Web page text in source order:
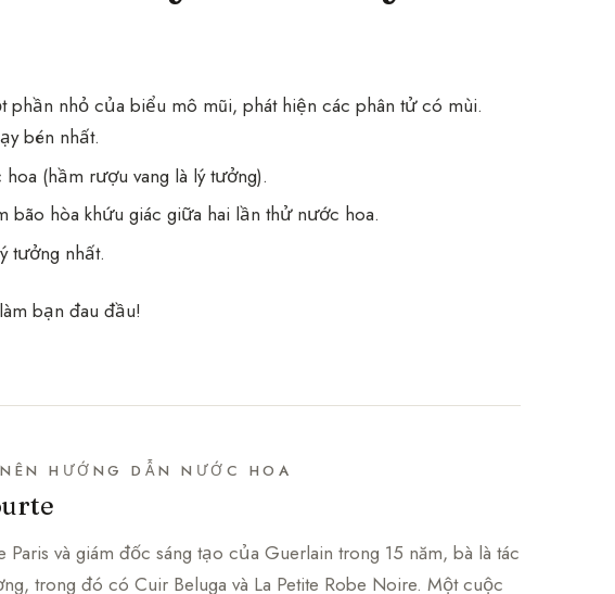
phần nhỏ của biểu mô mũi, phát hiện các phân tử có mùi.
bén nhất.
(hầm rượu vang là lý tưởng).
bão hòa khứu giác giữa hai lần thử nước hoa.
tưởng nhất.
bạn đau đầu!
HƯỚNG DẪN NƯỚC HOA
Paris và giám đốc sáng tạo của Guerlain trong 15 năm, bà là tác
trong đó có Cuir Beluga và La Petite Robe Noire. Một cuộc